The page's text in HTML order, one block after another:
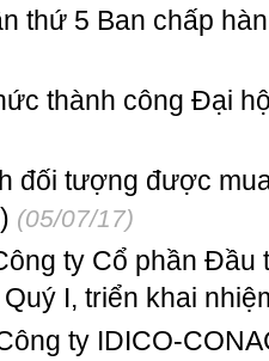
thứ 5 Ban chấp
thành công Đại
đối tượng được
(05/07/17)
ty Cổ phần Đầu
I, triển khai
ty IDICO-